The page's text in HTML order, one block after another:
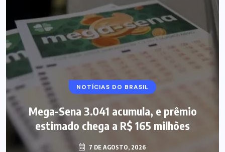
NOTÍCIAS DO BRASIL
Mega-Sena 3.041 acumula, e prêmio
estimado chega a R$ 165 milhões
7 DE AGOSTO, 2026